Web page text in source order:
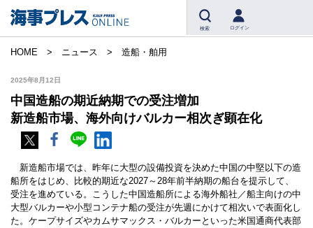
検索 ログイン
HOME ニュース 造船・舶用
2025年8月12日
中国造船の期近納期での受注増加
新造船市場、海外向けバルカー相次ぎ顕在化
新造船市場では、昨年に大型の設備投資を決めた中国の中堅以下の造
船所をはじめ、比較的期近な2027～28年前半納期の船台を提示して、
受注を進めている。こうした中国造船所による海外船社／船主向けの中
大型バルカーや小型コンテナ船の受注が先週にかけて相次いで表面化し
た。ケープサイズやカムサマックス・バルカーといった米国通商代表部